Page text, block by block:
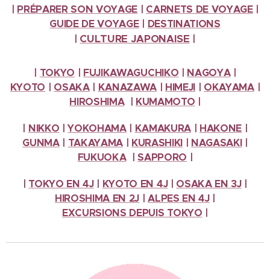
PRÉPARER SON VOYAGE CARNETS DE VOYAGE|
GUIDE DE VOYAGE| DESTINATIONS
CULTURE JAPONAISE |
TOKYO FUJIKAWAGUCHIKO NAGOYA|
KYOTO
OSAKA| KANAZAWA HIMEJI OKAYAMA|
HIROSHIMA| KUMAMOTO
NIKKO |YOKOHAMA| KAMAKURA HAKONE
GUNMA| TAKAYAMA| KURASHIKI NAGASAKI|
FUKUOKA|SAPPORO
TOKYO EN 4J KYOTO EN 4J OSAKA EN 3J
HIROSHIMA EN 2J
|ALPES EN 4J
EXCURSIONS DEPUIS TOKYO